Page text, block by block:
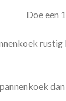
Doe een